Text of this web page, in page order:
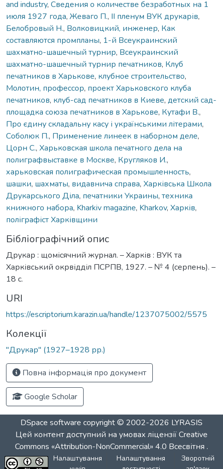
and industry, Сведения о количестве безработных на 1
июля 1927 года, Жеваго П., ІІ пленум ВУК друкарів,
Белобровый Н., Волковицкий, инженер, Как
составляются промпланы, 1-й Всеукраинский
шахматно-шашечный турнир, Всеукраинский
шахматно-шашечный турнир печатников, Клуб
печатников в Харькове, клубное строительство,
Молотин, профессор, проект Харьковского клуба
печатников, клуб-сад печатников в Киеве, детский сад-
площадка союза печатников в Харькове, Кутафи В.,
Про єдину складальну касу і українськими літерами,
Соболюк П., Применение линеек в наборном деле,
Цорн С., Харьковская школа печатного дела на
полиграфвыставке в Москве, Кругляков И.,
харьковская полиграфическая промышленность,
шашки, шахматы, видавнича справа, Харківська Школа
Друкарського Діла, печатники Украины, техника
книжного набора, Kharkiv magazine, Kharkоv, Харків,
поліграфіст Харківщини
Бібліографічний опис
Друкар : щомісячний журнал. – Харків : ВУК та
Харківський окрвідділ ПСРПВ, 1927. – № 4 (серпень). –
18 с.
URI
https://escriptorium.karazin.ua/handle/1237075002/5575
Колекції
"Друкар" (1927–1928 рр.)
Повна інформація про документ
Google Scholar
DSpace software copyright © 2002-2026 LYRASIS
Цей контент доступний на умовах ліцензіїCreative
Commons «Attribution-NonCommercial» 4.0 Всесвітня .
Налаштування
Налаштування
Зворотній